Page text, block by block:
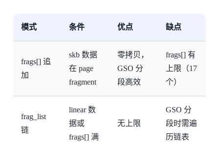
模式 条件 优点 缺点
frags[] 追
加
skb 数据
在 page
fragment
零拷贝，
GSO 分
段高效
frags[] 有
上限（17
个）
frag_list
链
linear 数
据或
frags[] 满
无上限
GSO 分
段时需遍
历链表